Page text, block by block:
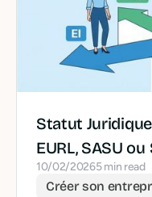
Statut
EURL, SASU
10/02/20265 min read
Créer son